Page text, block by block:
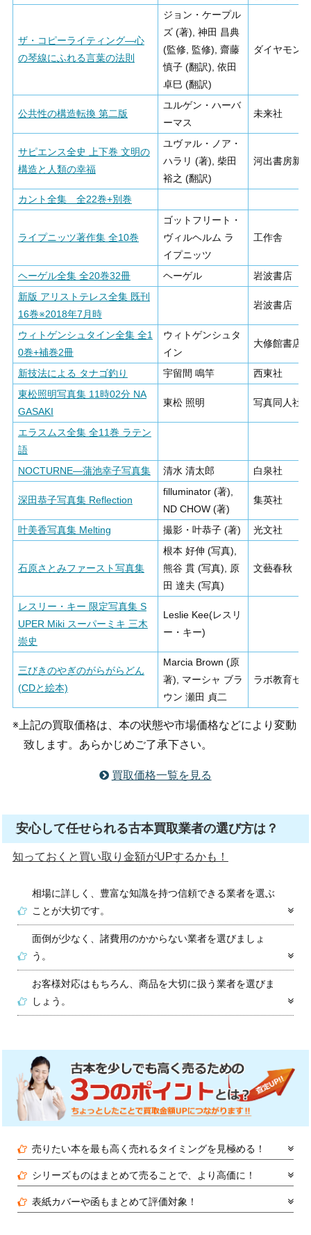
ザ・コピーライティング―心
の琴線にふれる言葉の法則
ジョン・ケープル
ズ (著), 神田 昌典
(監修, 監修), 齋藤
慎子 (翻訳), 依田
卓巳 (翻訳)
ダイヤモン
公共性の構造転換 第二版
ユルゲン・ハーバ
ーマス
未来社
サピエンス全史 上下巻 文明の
構造と人類の幸福
ユヴァル・ノア・
ハラリ (著), 柴田
裕之 (翻訳)
河出書房新社
カント全集 全22巻+別巻
ライプニッツ著作集 全10巻
ゴットフリート・
ヴィルヘルム ラ
イプニッツ
工作舎
ヘーゲル全集 全20巻32冊 ヘーゲル
岩波書店
新版 アリストテレス全集 既刊
16巻※2018年7月時
岩波書店
ウィトゲンシュタイン全集 全1
0巻+補巻2冊
ウィトゲンシュタ
イン
大修館書店
新技法による タナゴ釣り 宇留間 鳴竿
西東社
東松照明写真集 11時02分 NA
GASAKI
東松 照明 写真同人社
エラスムス全集 全11巻 ラテン
語
NOCTURNE―蒲池幸子写真集
清水 清太郎 白泉社
深田恭子写真集 Reflection
filluminator (著),
ND CHOW (著)
集英社
叶美香写真集 Melting 撮影・叶恭子 (著) 光文社
石原さとみファースト写真集
根本 好伸 (写真),
熊谷 貫 (写真), 原
田 達夫 (写真)
文藝春秋
レスリー・キー 限定写真集 S
UPER Miki スーパーミキ 三木
崇史
Leslie Kee(レスリ
ー・キー)
三びきのやぎのがらがらどん
(CDと絵本)
Marcia Brown (原
著), マーシャ ブラ
ウン 瀬田 貞二
ラボ教育セ
※上記の買取価格は、本の状態や市場価格などにより変動
致します。あらかじめご了承下さい。
買取価格一覧を見る
安心して任せられる古本買取業者の選び方は？
知っておくと買い取り金額がUPするかも！
相場に詳しく、豊富な知識を持つ信頼できる業者を選ぶ
ことが大切です。
面倒が少なく、諸費用のかからない業者を選びましょ
う。
お客様対応はもちろん、商品を大切に扱う業者を選びま
しょう。
売りたい本を最も高く売れるタイミングを見極める！
シリーズものはまとめて売ることで、より高価に！
表紙カバーや函もまとめて評価対象！